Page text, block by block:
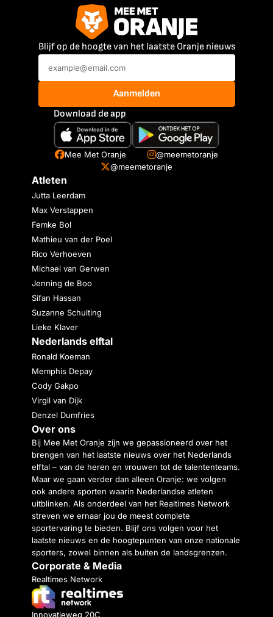
Blijf op de hoogte van het laatste Oranje nieuws
Aanmelden
Download de app
Mee Met Oranje
@meemetoranje
@meemetoranje
Atleten
Jutta Leerdam
Max Verstappen
Femke Bol
Mathieu van der Poel
Rico Verhoeven
Michael van Gerwen
Jenning de Boo
Sifan Hassan
Suzanne Schulting
Lieke Klaver
Nederlands elftal
Ronald Koeman
Memphis Depay
Cody Gakpo
Virgil van Dijk
Denzel Dumfries
Over ons
Bij Mee Met Oranje zijn we gepassioneerd over het
brengen van het laatste nieuws over het Nederlands
elftal – van de heren en vrouwen tot de talententeams.
Maar we gaan verder dan alleen Oranje: we volgen
ook andere sporten waarin Nederlandse atleten
uitblinken. Als onderdeel van het Realtimes Network
streven we ernaar jou de meest complete
sportervaring te bieden. Blijf ons volgen voor het
laatste nieuws en de hoogtepunten van onze nationale
sporters, zowel binnen als buiten de landsgrenzen.
Corporate & Media
Realtimes Network
Innovatieweg 20C